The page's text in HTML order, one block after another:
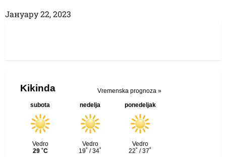
Јануарy 22, 2023